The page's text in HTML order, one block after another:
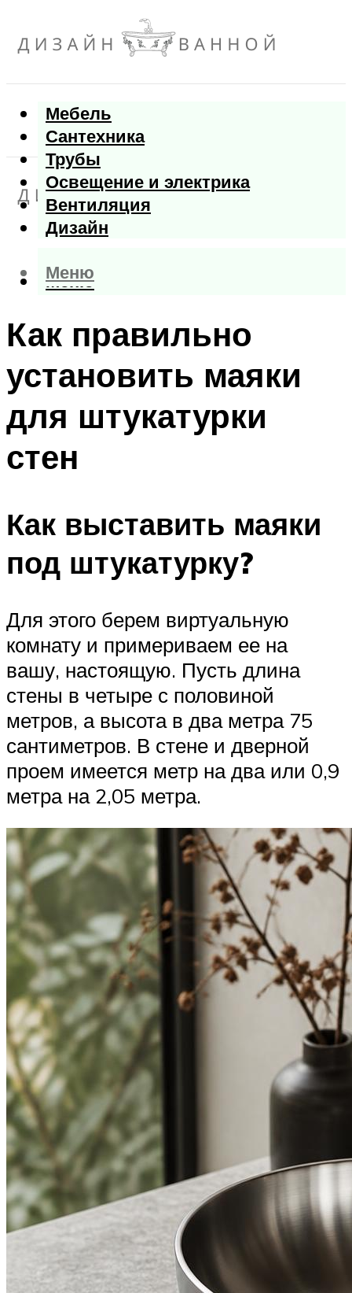
Мебель
Сантехника
Трубы
Освещение и электрика
Вентиляция
Дизайн
Меню
Меню
Как правильно
установить маяки
для штукатурки
стен
Как выставить маяки
под штукатурку?
Для этого берем виртуальную
комнату и примериваем ее на
вашу, настоящую. Пусть длина
стены в четыре с половиной
метров, а высота в два метра 75
сантиметров. В стене и дверной
проем имеется метр на два или 0,9
метра на 2,05 метра.